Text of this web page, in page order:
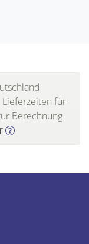
Lieferzeiten für
Berechnung